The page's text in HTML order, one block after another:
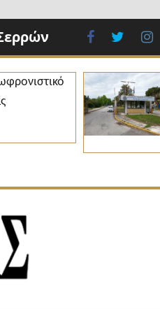
facebook
twitter